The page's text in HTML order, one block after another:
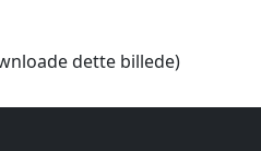
dette billede)